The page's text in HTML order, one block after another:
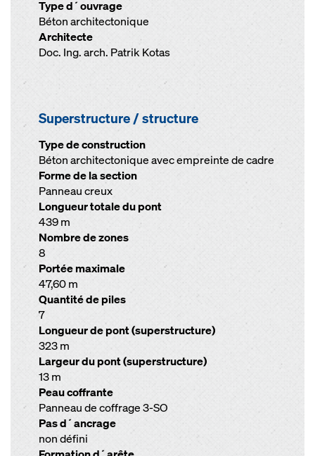
Type d´ouvrage
Béton architectonique
Architecte
Doc. Ing. arch. Patrik Kotas
Superstructure / structure
Type de construction
Béton architectonique avec empreinte de cadre
Forme de la section
Panneau creux
Longueur totale du pont
439 m
Nombre de zones
8
Portée maximale
47,60 m
Quantité de piles
7
Longueur de pont (superstructure)
323 m
Largeur du pont (superstructure)
13 m
Peau coffrante
Panneau de coffrage 3-SO
Pas d´ancrage
non défini